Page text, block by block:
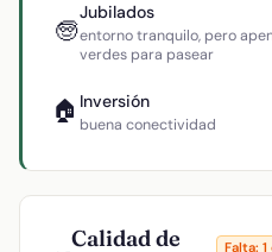
🧓
Jubilados
entorno tranquilo, pero
verdes para pasear
🏠 Inversión
buena conectividad
Calidad de
Falta: